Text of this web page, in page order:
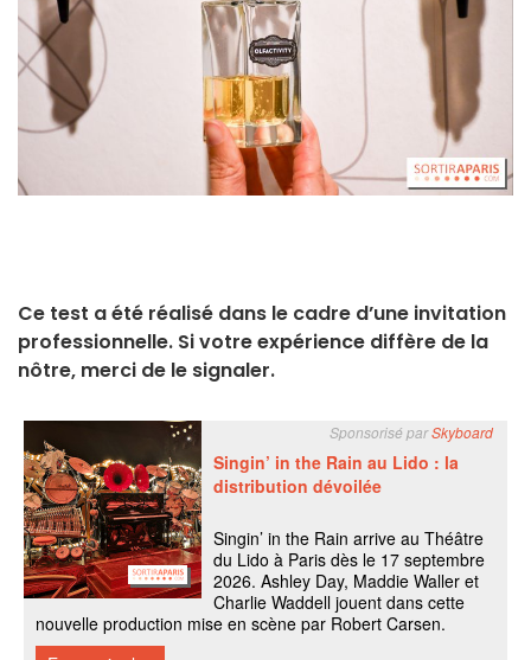
Ce test a été réalisé dans le cadre d’une invitation
professionnelle. Si votre expérience diffère de la
nôtre, merci de le signaler.